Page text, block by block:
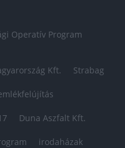
Operatív Program
Kft. Strabag
Duna Aszfalt Kft.
irodaházak